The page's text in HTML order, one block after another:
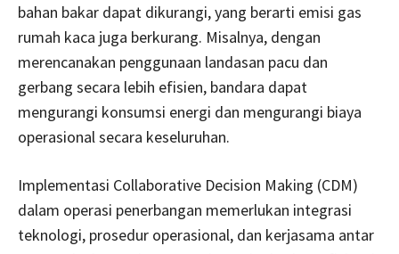
bahan bakar dapat dikurangi, yang berarti emisi gas
rumah kaca juga berkurang. Misalnya, dengan
merencanakan penggunaan landasan pacu dan
gerbang secara lebih efisien, bandara dapat
mengurangi konsumsi energi dan mengurangi biaya
operasional secara keseluruhan.
Implementasi Collaborative Decision Making (CDM)
dalam operasi penerbangan memerlukan integrasi
teknologi, prosedur operasional, dan kerjasama antar